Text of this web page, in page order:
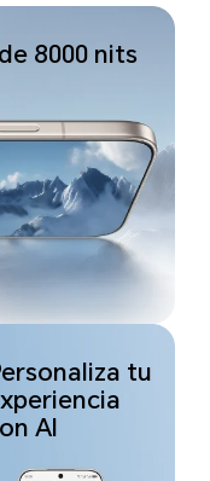
8000 nits
tu
AI